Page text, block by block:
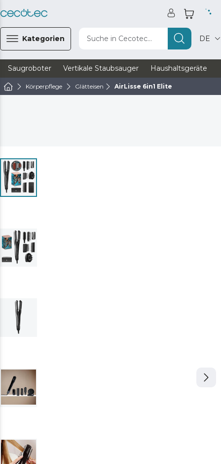
Kategorien Suche in Cecotec... DE
Saugroboter Vertikale Staubsauger Haushaltsgeräte
Körperpflege Glätteisen AirLisse 6in1 Elite